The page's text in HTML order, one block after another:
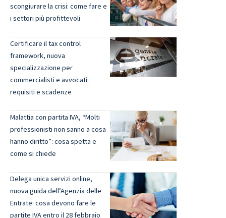
scongiurare la crisi: come fare e
i settori più profittevoli
Certificare il tax control
framework, nuova
specializzazione per
commercialisti e avvocati:
requisiti e scadenze
Malattia con partita IVA, “Molti
professionisti non sanno a cosa
hanno diritto”: cosa spetta e
come si chiede
Delega unica servizi online,
nuova guida dell’Agenzia delle
Entrate: cosa devono fare le
partite IVA entro il 28 febbraio